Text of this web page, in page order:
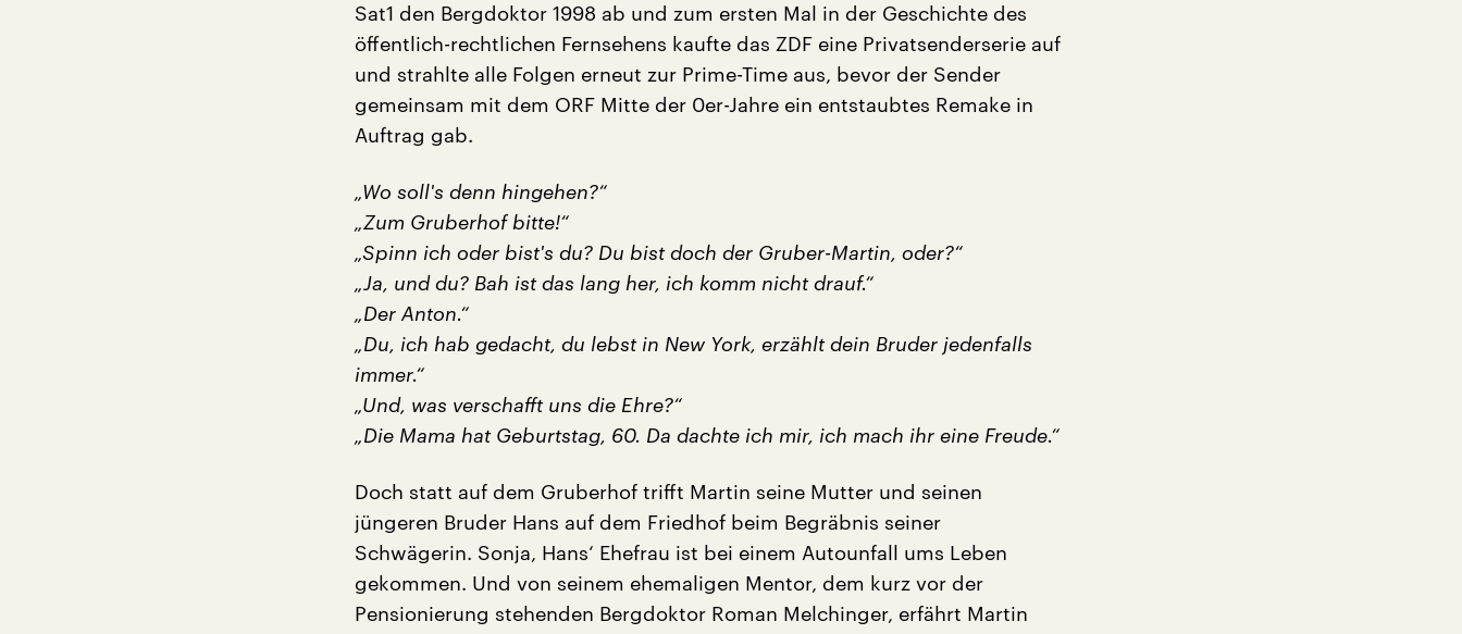
Sat1 den Bergdoktor 1998 ab und zum ersten Mal in der Geschichte des
öffentlich-rechtlichen Fernsehens kaufte das ZDF eine Privatsenderserie auf
und strahlte alle Folgen erneut zur Prime-Time aus, bevor der Sender
gemeinsam mit dem ORF Mitte der 0er-Jahre ein entstaubtes Remake in
Auftrag gab.
„Wo soll's denn hingehen?“
„Zum Gruberhof bitte!“
„Spinn ich oder bist's du? Du bist doch der Gruber-Martin, oder?“
„Ja, und du? Bah ist das lang her, ich komm nicht drauf.“
„Der Anton.“
„Du, ich hab gedacht, du lebst in New York, erzählt dein Bruder jedenfalls
immer.“
„Und, was verschafft uns die Ehre?“
„Die Mama hat Geburtstag, 60. Da dachte ich mir, ich mach ihr eine Freude.“
Doch statt auf dem Gruberhof trifft Martin seine Mutter und seinen
jüngeren Bruder Hans auf dem Friedhof beim Begräbnis seiner
Schwägerin. Sonja, Hans‘ Ehefrau ist bei einem Autounfall ums Leben
gekommen. Und von seinem ehemaligen Mentor, dem kurz vor der
Pensionierung stehenden Bergdoktor Roman Melchinger, erfährt Martin